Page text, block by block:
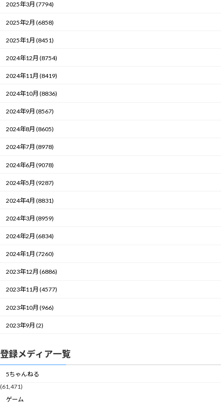
2025年3月 (7794)
2025年2月 (6858)
2025年1月 (8451)
2024年12月 (8754)
2024年11月 (8419)
2024年10月 (8836)
2024年9月 (8567)
2024年8月 (8605)
2024年7月 (8978)
2024年6月 (9078)
2024年5月 (9287)
2024年4月 (8831)
2024年3月 (8959)
2024年2月 (6834)
2024年1月 (7260)
2023年12月 (6886)
2023年11月 (4577)
2023年10月 (966)
2023年9月 (2)
登録メディア一覧
5ちゃんねる
(61,471)
ゲーム